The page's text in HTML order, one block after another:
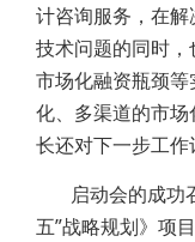
计咨询服务，在解
技术问题的同时
市场化融资瓶颈
化、多渠道的市
长还对下一步工作
启动会的成功
五”战略规划》项